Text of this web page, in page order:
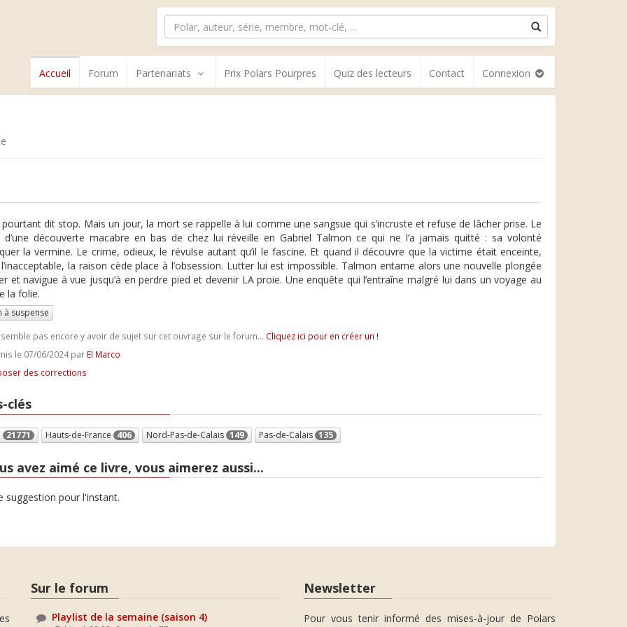
Accueil Forum Partenariats Prix Polars Pourpres Quiz des lecteurs Contact Connexion
dit stop. Mais un jour, la mort se rappelle à lui comme une sangsue qui s’incruste et refuse de lâcher prise. Le
d’une découverte macabre en bas de chez lui réveille en Gabriel Talmon ce qui ne l’a jamais quitté : sa volonté
la vermine. Le crime, odieux, le révulse autant qu’il le fascine. Et quand il découvre que la victime était enceinte,
la raison cède place à l’obsession. Lutter lui est impossible. Talmon entame alors une nouvelle plongée
et navigue à vue jusqu’à en perdre pied et devenir LA proie. Une enquête qui l’entraîne malgré lui dans un voyage au
la folie.
à suspense
pas encore y avoir de sujet sur cet ouvrage sur le forum... Cliquez ici pour en créer un !
le 07/06/2024 par El Marco
des corrections
clés
21771 Hauts-de-France 406 Nord-Pas-de-Calais 149 Pas-de-Calais 135
avez aimé ce livre, vous aimerez aussi...
suggestion pour l'instant.
Sur le forum
Playlist de la semaine (saison 4)
Newsletter
Pour vous tenir informé des mises-à-jour de Polars